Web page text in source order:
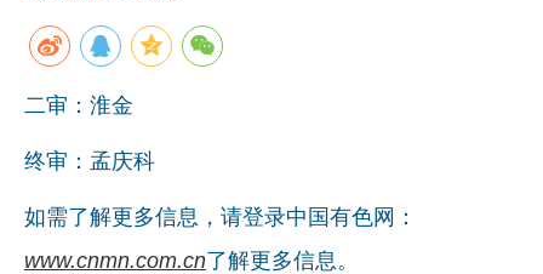
二审：淮金
终审：孟庆科
如需了解更多信息，请登录中国有色网：
www.cnmn.com.cn了解更多信息。